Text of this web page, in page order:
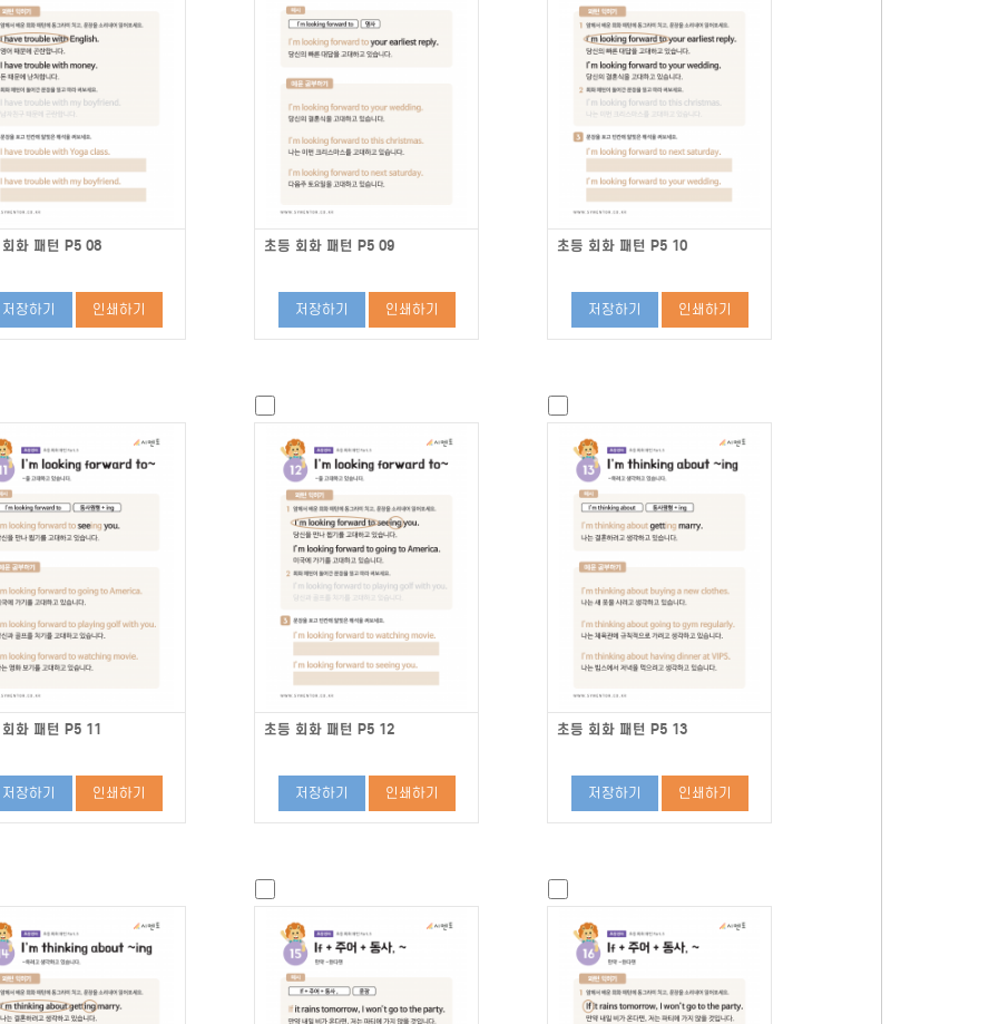
화 패턴 P5 08
저장하기 인쇄하기
초등 회화 패턴 P5 09
저장하기 인쇄하기
초등 회화 패턴 P5 10
저장하기 인쇄하기
화 패턴 P5 11
저장하기 인쇄하기
초등 회화 패턴 P5 12
저장하기 인쇄하기
초등 회화 패턴 P5 13
저장하기 인쇄하기